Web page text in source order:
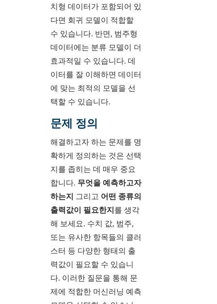
치형 데이터가 포함되어 있
다면 회귀 모델이 적합할
수 있습니다. 반면, 범주형
데이터에는 분류 모델이 더
효과적일 수 있습니다. 데
이터를 잘 이해하면 데이터
에 맞는 최적의 모델을 선
택할 수 있습니다.
문제 정의
해결하고자 하는 문제를 명
확하게 정의하는 것은 선택
지를 좁히는 데 매우 중요
합니다. 무엇을 예측하고자
하는지 그리고 어떤 종류의
출력값이 필요한지를 생각
해 보세요. 수치 값, 범주,
또는 유사한 항목들의 클러
스터 등 다양한 형태의 출
력값이 필요할 수 있습니
다. 이러한 질문을 통해 문
제에 적합한 머신러닝 예측